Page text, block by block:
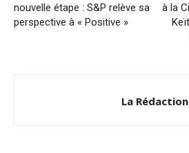
nouvelle étape : S&P relève sa
perspective à « Positive »
à la
La Rédaction